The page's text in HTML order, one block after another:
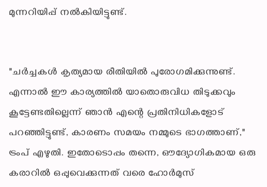
മുന്നറിയിപ്പ് നൽകിയിട്ടുണ്ട്.
"ചർച്ചകൾ കൃത്യമായ രീതിയിൽ പുരോഗമിക്കുന്നുണ്ട്.
എന്നാൽ ഈ കാര്യത്തിൽ യാതൊരുവിധ തിടുക്കവും
കൂട്ടേണ്ടതില്ലെന്ന് ഞാൻ എന്റെ പ്രതിനിധികളോട്
പറഞ്ഞിട്ടുണ്ട്, കാരണം സമയം നമ്മുടെ ഭാഗത്താണ്,"
ട്രംപ് എഴുതി. ഇതോടൊപ്പം തന്നെ, ഔദ്യോഗികമായ ഒരു
കരാറിൽ ഒപ്പുവെക്കുന്നത് വരെ ഹോർമുസ്